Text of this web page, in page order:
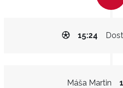
15:24
Máša Martin